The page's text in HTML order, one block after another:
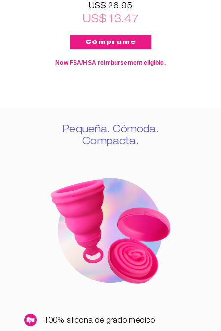
US$ 26.95
US$ 13.47
Now FSA/HSA reimbursement eligible.
Pequeña. Cómoda.
Compacta.
100% silicona de grado médico